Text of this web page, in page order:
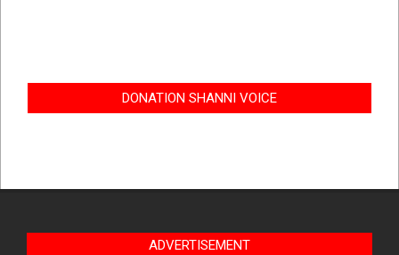
DONATION SHANNI VOICE
ADVERTISEMENT